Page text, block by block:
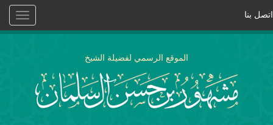
Toggle
اتصل بنا
الموقع الرسمي لفضيلة الشيخ